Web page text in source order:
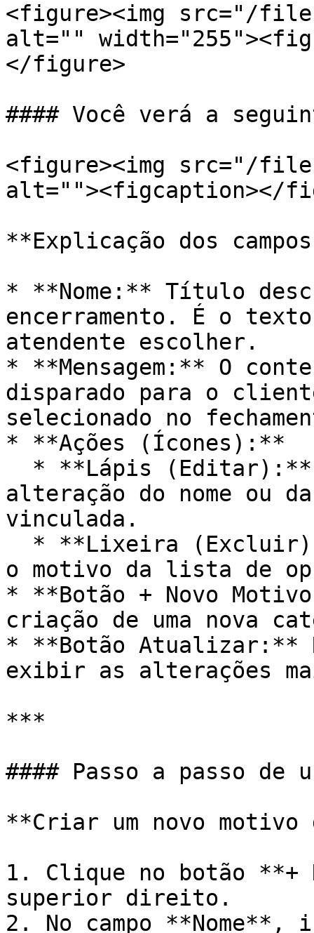
<figure><img src="/files/
alt=""
</figure>
#### Você verá a
<figure><img src="/files/
alt=""><figcaption></
**Explicação dos
* **Nome:** Título
encerramento. É o
atendente escolher.
* **Mensagem:** O
disparado para o
selecionado no
* **Ações (Ícones):**
alteração do nome ou da
vinculada.
o motivo da lista de
* **Botão + Novo
criação de uma nova
* **Botão Atualizar:**
exibir as alterações
***
#### Passo a passo de
**Criar um novo motivo
1. Clique no botão **+
superior direito.
2. No campo